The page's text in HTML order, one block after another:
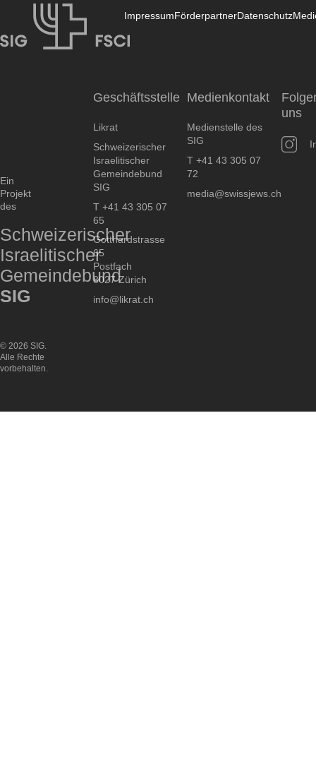
ImpressumFörderpartnerDatenschutz
Ein
Projekt
des
Schweizerischer
Israelitischer
Gemeindebund
SIG
Geschäftsstelle
Likrat
Schweizerischer
Israelitischer
Gemeindebund
SIG
T +41 43 305 07
65
Gotthardstrasse
65
Postfach
8027 Zürich
info@likrat.ch
Medienkontakt
Medienstelle des
SIG
T +41 43 305 07
72
media@swissjews.ch
uns
© 2026 SIG.
Alle Rechte
vorbehalten.